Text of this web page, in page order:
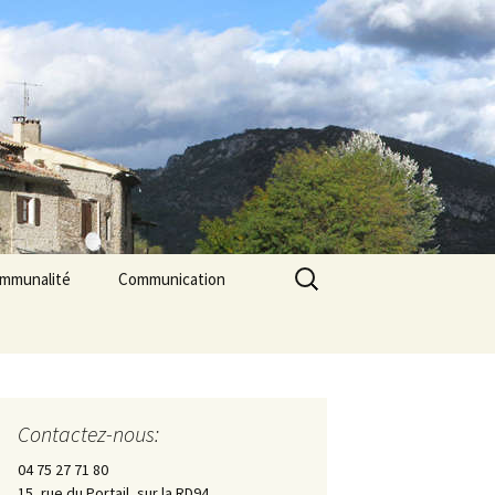
Communication
Les Pilles dans la presse
Rechercher :
Contactez-nous:
04 75 27 71 80